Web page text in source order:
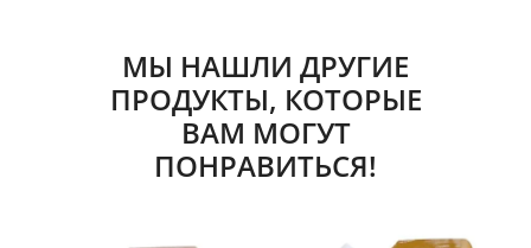
МЫ НАШЛИ ДРУГИЕ
ПРОДУКТЫ, КОТОРЫЕ
ВАМ МОГУТ
ПОНРАВИТЬСЯ!